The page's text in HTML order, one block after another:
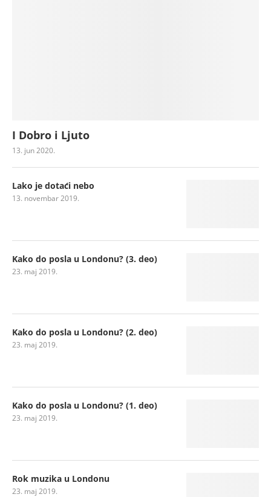
I Dobro i Ljuto
13. jun 2020.
Lako je dotaći nebo
13. novembar 2019.
Kako do posla u Londonu? (3. deo)
23. maj 2019.
Kako do posla u Londonu? (2. deo)
23. maj 2019.
Kako do posla u Londonu? (1. deo)
23. maj 2019.
Rok muzika u Londonu
23. maj 2019.